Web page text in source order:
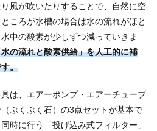
風が吹いたりすることで、自然に空
ころが水槽の場合は水の流れがほと
中の酸素が少しずつ減っていきま
の流れと酸素供給」を人工的に補
。
は、エアーポンプ・エアーチューブ
ぶくぶく石）の3点セットが基本で
時に行う「投げ込み式フィルター」